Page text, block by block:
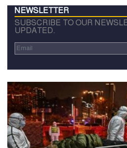
NEWSLETTER
SUBSCRIBE TO OUR
UPDATED.